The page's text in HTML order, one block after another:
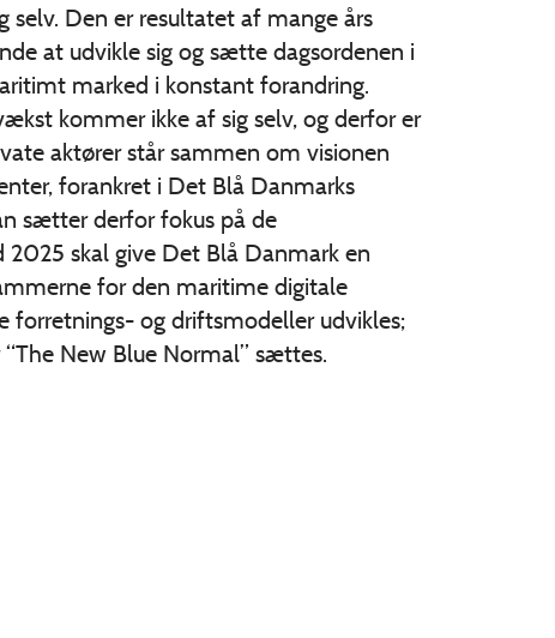
selv. Den er resultatet af mange års
at udvikle sig og sætte dagsordenen i
marked i konstant forandring.
kommer ikke af sig selv, og derfor er
aktører står sammen om visionen
forankret i Det Blå Danmarks
sætter derfor fokus på de
skal give Det Blå Danmark en
for den maritime digitale
forretnings- og driftsmodeller udvikles;
New Blue Normal” sættes.